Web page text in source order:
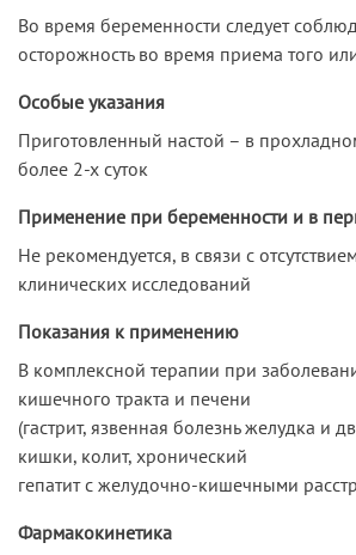
Во время беременности следует
осторожность во время приема того
Особые указания
Приготовленный настой – в
более 2-х суток
Применение при беременности и в
Не рекомендуется, в связи с
клинических исследований
Показания к применению
В комплексной терапии при
кишечного тракта и печени
(гастрит, язвенная болезнь желудка и
кишки, колит, хронический
гепатит с желудочно-кишечными
Фармакокинетика